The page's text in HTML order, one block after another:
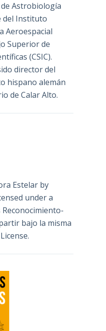
Astrobiología
del Instituto
Aeroespacial
Superior de
(CSIC).
director del
hispano alemán
de Calar Alto.
Estelar by
under a
bajo la misma
.